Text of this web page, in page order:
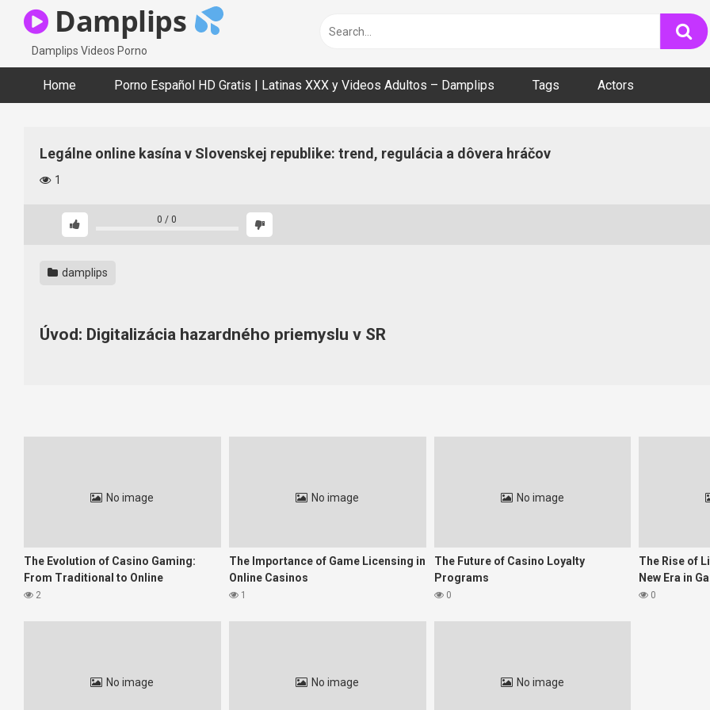
Damplips
Damplips Videos Porno
Home Porno Español HD Gratis | Latinas XXX y Videos Adultos – Damplips Tags Actors
Legálne online kasína v Slovenskej republike: trend, regulácia a dôvera hráčov
1
0 / 0
damplips
Úvod: Digitalizácia hazardného priemyslu v SR
Regulácia online hazardu v Slovenskej republike
Hodnotiaca kritéria
Férovosť hier
Pravidelné audity, certifikáty RNG (náhodné generátory)
Zákonná zodpovednosť
Dodržiavanie legislatívy, ochrana osobných údajov
značkách, ktoré ponúkajú svoje služby v súlade s legislatívou.
Pre hráčov je výhodné sledovať platformy, ktoré sú nielen zabezpečené a licencované, ale aj transparentné v načasovaní
No image
The Evolution of Casino Gaming:
From Traditional to Online
2
No image
The Importance of Game Licensing in
Online Casinos
1
No image
The Future of Casino Loyalty
Programs
0
The Rise of
New Era in
0
No image No image No image